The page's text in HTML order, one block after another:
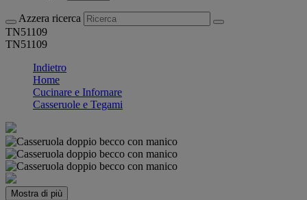
Azzera ricerca
TN51109
TN51109
Indietro
Home
Cucinare e Infornare
Casseruole e Tegami
Mostra di più